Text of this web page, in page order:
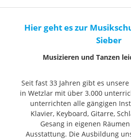
Hier geht es zur
Sieber
Musizieren und Tanzen
Seit fast 33 Jahren gibt es
in Wetzlar mit über 3.000
unterrichten alle gängigen
Klavier, Keyboard, Gitarre,
Gesang in eigenen
Ausstattung. Die Ausbildung